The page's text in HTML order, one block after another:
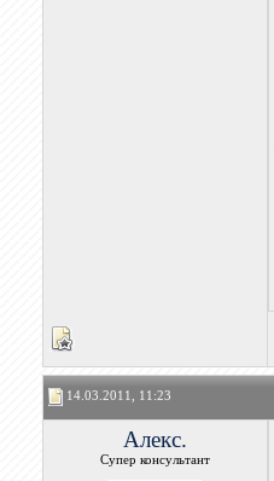
14.03.2011, 11:23
Алекс.
Супер консультант